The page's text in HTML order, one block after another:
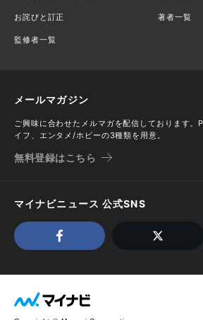
お詫びと訂正 著者一覧
監修者一覧
メールマガジン
ご興味に合わせたメルマガを配信しております。
イフ、エンタメ/ホビーの3種類を用意。
無料登録はこちら
マイナビニュース 公式SNS